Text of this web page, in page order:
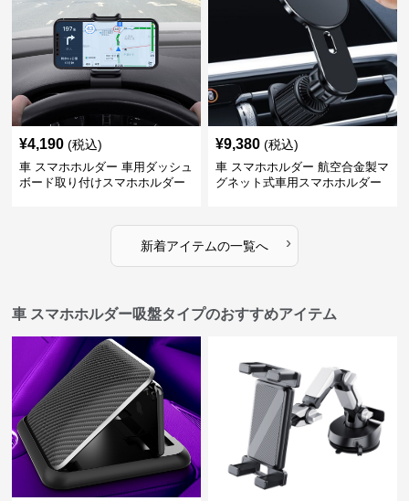
¥4,190 (税込)
車 スマホホルダー 車用ダッシュ
ボード取り付けスマホホルダー
¥9,380 (税込)
車 スマホホルダー 航空合金製マ
グネット式車用スマホホルダー
新着アイテムの一覧へ ›
車 スマホホルダー吸盤タイプのおすすめアイテム